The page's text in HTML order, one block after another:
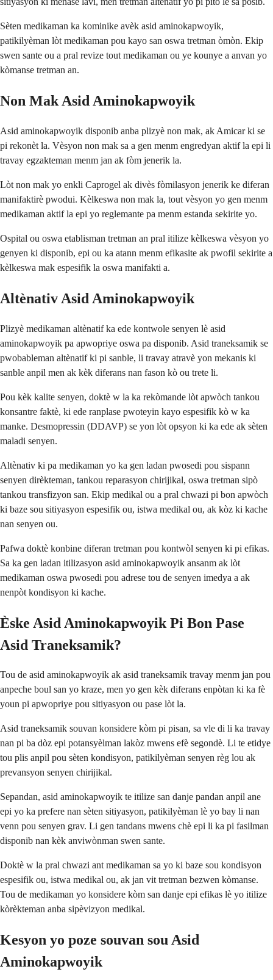
Sèten medikaman ka kominike avèk asid aminokapwoyik,
patikilyèman lòt medikaman pou kayo san oswa tretman òmòn. Ekip
swen sante ou a pral revize tout medikaman ou ye kounye a anvan yo
kòmanse tretman an.
Non Mak Asid Aminokapwoyik
Asid aminokapwoyik disponib anba plizyè non mak, ak Amicar ki se
pi rekonèt la. Vèsyon non mak sa a gen menm engredyan aktif la epi li
travay egzakteman menm jan ak fòm jenerik la.
Lòt non mak yo enkli Caprogel ak divès fòmilasyon jenerik ke diferan
manifaktirè pwodui. Kèlkeswa non mak la, tout vèsyon yo gen menm
medikaman aktif la epi yo reglemante pa menm estanda sekirite yo.
Ospital ou oswa etablisman tretman an pral itilize kèlkeswa vèsyon yo
genyen ki disponib, epi ou ka atann menm efikasite ak pwofil sekirite a
kèlkeswa mak espesifik la oswa manifakti a.
Altènativ Asid Aminokapwoyik
Plizyè medikaman altènatif ka ede kontwole senyen lè asid
aminokapwoyik pa apwopriye oswa pa disponib. Asid traneksamik se
pwobableman altènatif ki pi sanble, li travay atravè yon mekanis ki
sanble anpil men ak kèk diferans nan fason kò ou trete li.
Pou kèk kalite senyen, doktè w la ka rekòmande lòt apwòch tankou
konsantre faktè, ki ede ranplase pwoteyin kayo espesifik kò w ka
manke. Desmopressin (DDAVP) se yon lòt opsyon ki ka ede ak sèten
maladi senyen.
Altènativ ki pa medikaman yo ka gen ladan pwosedi pou sispann
senyen dirèkteman, tankou reparasyon chirijikal, oswa tretman sipò
tankou transfizyon san. Ekip medikal ou a pral chwazi pi bon apwòch
ki baze sou sitiyasyon espesifik ou, istwa medikal ou, ak kòz ki kache
nan senyen ou.
Pafwa doktè konbine diferan tretman pou kontwòl senyen ki pi efikas.
Sa ka gen ladan itilizasyon asid aminokapwoyik ansanm ak lòt
medikaman oswa pwosedi pou adrese tou de senyen imedya a ak
nenpòt kondisyon ki kache.
Èske Asid Aminokapwoyik Pi Bon Pase
Asid Traneksamik?
Tou de asid aminokapwoyik ak asid traneksamik travay menm jan pou
anpeche boul san yo kraze, men yo gen kèk diferans enpòtan ki ka fè
youn pi apwopriye pou sitiyasyon ou pase lòt la.
Asid traneksamik souvan konsidere kòm pi pisan, sa vle di li ka travay
nan pi ba dòz epi potansyèlman lakòz mwens efè segondè. Li te etidye
tou plis anpil pou sèten kondisyon, patikilyèman senyen règ lou ak
prevansyon senyen chirijikal.
Sepandan, asid aminokapwoyik te itilize san danje pandan anpil ane
epi yo ka prefere nan sèten sitiyasyon, patikilyèman lè yo bay li nan
venn pou senyen grav. Li gen tandans mwens chè epi li ka pi fasilman
disponib nan kèk anviwònman swen sante.
Doktè w la pral chwazi ant medikaman sa yo ki baze sou kondisyon
espesifik ou, istwa medikal ou, ak jan vit tretman bezwen kòmanse.
Tou de medikaman yo konsidere kòm san danje epi efikas lè yo itilize
kòrèkteman anba sipèvizyon medikal.
Kesyon yo poze souvan sou Asid
Aminokapwoyik